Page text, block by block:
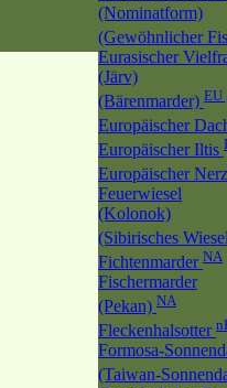
(Nominatform)
(Gewöhnlicher
Eurasischer
(Järv)
(Bärenmarder) EU
Europäischer
Europäischer Iltis
Europäischer Nerz
Feuerwiesel
(Kolonok)
(Sibirisches
Fichtenmarder NA
Fischermarder
(Pekan) NA
Fleckenhalsotter
Formosa-
(Taiwan-